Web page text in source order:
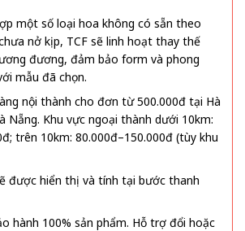
một số loại hoa không có sẵn theo
nở kịp, TCF sẽ linh hoạt thay thế
đương, đảm bảo form và phong
mẫu đã chọn.
nội thành cho đơn từ 500.000đ tại Hà
Nẵng. Khu vực ngoại thành dưới 10km:
trên 10km: 80.000đ–150.000đ (tùy khu
được hiển thị và tính tại bước thanh
hành 100% sản phẩm. Hỗ trợ đổi hoặc